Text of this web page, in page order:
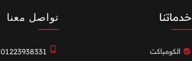
خدماتنا
الكومباكت
تواصل معنا
01223938331